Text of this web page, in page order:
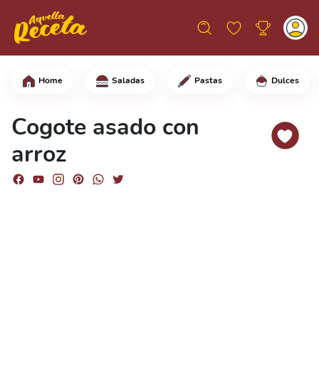
Home Saladas Pastas Dulces
Cogote asado con
arroz
Comience haciendo pequeños